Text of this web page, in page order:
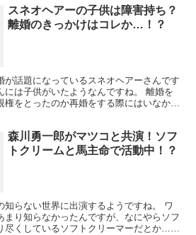
スネオヘアーの子供は障害持ち？
離婚のきっかけはコレか…！？
が話題になっているスネオヘアーさんです
には子供がいたようなんですね。 離婚を
をとったのか再婚をする際にはいなかっ
森川勇一郎がマツコと共演！ソフ
トクリームと馬主命で活動中！？
知らない世界に出演するようですね。 ワ
まり知らなかったんですが、なにやらソフ
尽くしているソフトクリーマーだとか…。